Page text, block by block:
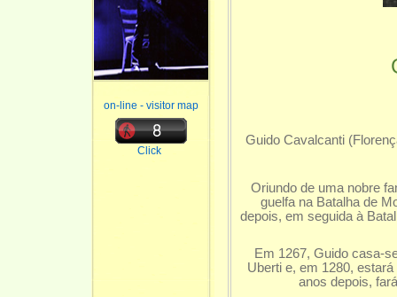
on-line - visitor map
Click
Guido Cavalcanti
Oriundo de uma nobre
guelfa na Batalha de
depois, em seguida à
Em 1267, Guido casa-
Uberti e, em 1280,
anos depois,